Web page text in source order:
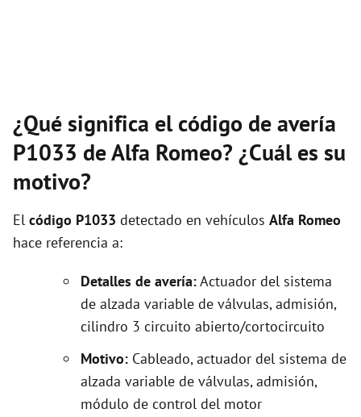
¿Qué significa el código de avería
P1033 de Alfa Romeo? ¿Cuál es su
motivo?
El código P1033 detectado en vehículos Alfa Romeo
hace referencia a:
Detalles de avería:Actuador del sistema
de alzada variable de válvulas, admisión,
cilindro 3 circuito abierto/cortocircuito
Motivo: Cableado, actuador del sistema de
alzada variable de válvulas, admisión,
módulo de control del motor